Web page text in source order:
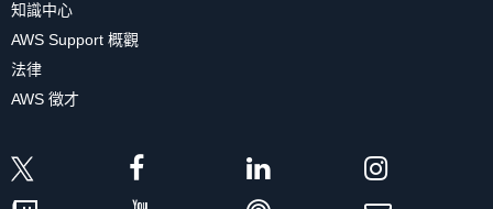
知識中心
AWS Support 概觀
法律
AWS 徵才